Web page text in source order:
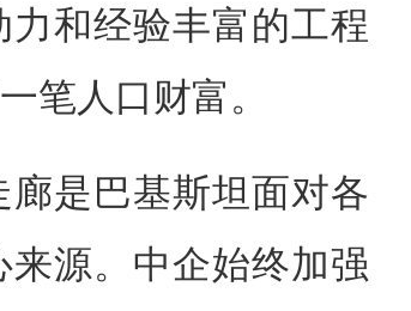
和经验丰富的工程
笔人口财富。
是巴基斯坦面对各
源。中企始终加强